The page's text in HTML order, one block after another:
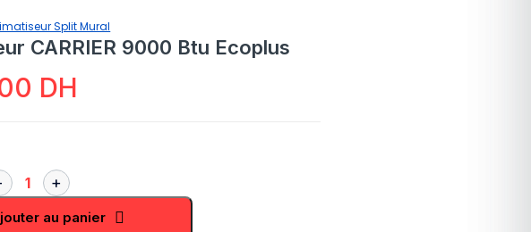
Split Mural
CARRIER 9000 Btu Ecoplus
DH
au panier